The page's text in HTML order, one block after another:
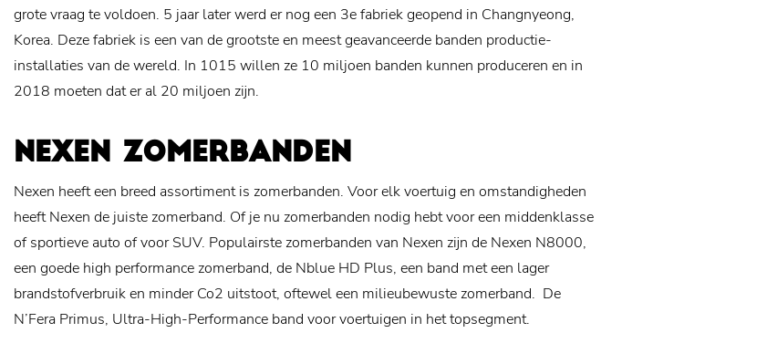
grote vraag te voldoen. 5 jaar later werd er nog een 3e fabriek geopend in Changnyeong,
Korea. Deze fabriek is een van de grootste en meest geavanceerde banden productie-
installaties van de wereld. In 1015 willen ze 10 miljoen banden kunnen produceren en in
2018 moeten dat er al 20 miljoen zijn.
NEXEN ZOMERBANDEN
Nexen heeft een breed assortiment is zomerbanden. Voor elk voertuig en omstandigheden
heeft Nexen de juiste zomerband. Of je nu zomerbanden nodig hebt voor een middenklasse
of sportieve auto of voor SUV. Populairste zomerbanden van Nexen zijn de Nexen N8000,
een goede high performance zomerband, de Nblue HD Plus, een band met een lager
brandstofverbruik en minder Co2 uitstoot, oftewel een milieubewuste zomerband. De
N’Fera Primus, Ultra-High-Performance band voor voertuigen in het topsegment.